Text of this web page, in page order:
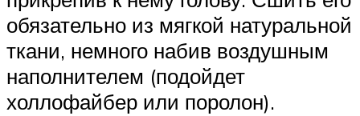
обязательно из мягкой натуральной
ткани, немного набив воздушным
наполнителем (подойдет
холлофайбер или поролон).